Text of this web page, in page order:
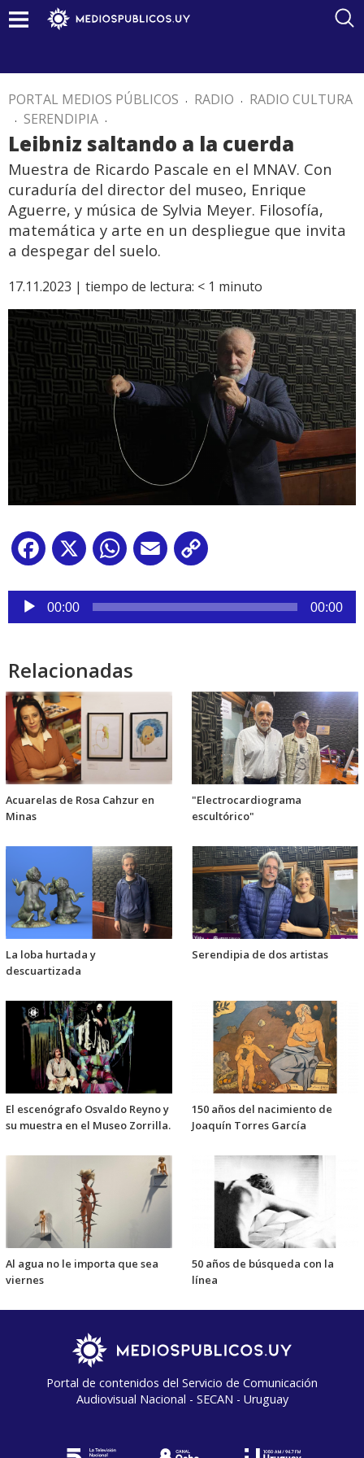
PORTAL MEDIOS PÚBLICOS . RADIO . RADIO CULTURA
. SERENDIPIA .
Leibniz saltando a la cuerda
Muestra de Ricardo Pascale en el MNAV. Con
curaduría del director del museo, Enrique
Aguerre, y música de Sylvia Meyer. Filosofía,
matemática y arte en un despliegue que invita
a despegar del suelo.
17.11.2023 | tiempo de lectura: < 1 minuto
Facebook
X WhatsApp
Email
Reproductor
audio
00:00 00:00
Relacionadas
Acuarelas de Rosa Cahzur en
Minas
"Electrocardiograma
escultórico"
La loba hurtada y
descuartizada
Serendipia de dos artistas
El escenógrafo Osvaldo Reyno y
su muestra en el Museo Zorrilla.
150 años del nacimiento de
Joaquín Torres García
Al agua no le importa que sea
viernes
50 años de búsqueda con la
línea
Portal de contenidos del Servicio de Comunicación
Audiovisual Nacional - SECAN - Uruguay